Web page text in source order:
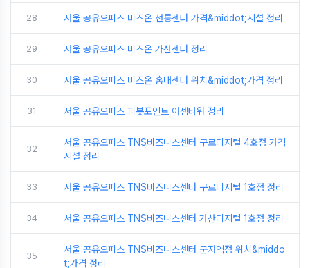
28 서울 공유오피스 비즈온 선릉센터 가격&middot;시설 정리
29 서울 공유오피스 비즈온 가산센터 정리
30 서울 공유오피스 비즈온 홍대센터 위치&middot;가격 정리
31 서울 공유오피스 피봇포인트 아셈타워 정리
32
서울 공유오피스 TNS비즈니스센터 구로디지털 4호점 가격
시설 정리
33 서울 공유오피스 TNS비즈니스센터 구로디지털 1호점 정리
34 서울 공유오피스 TNS비즈니스센터 가산디지털 1호점 정리
35
서울 공유오피스 TNS비즈니스센터 군자역점 위치&middo
t;가격 정리